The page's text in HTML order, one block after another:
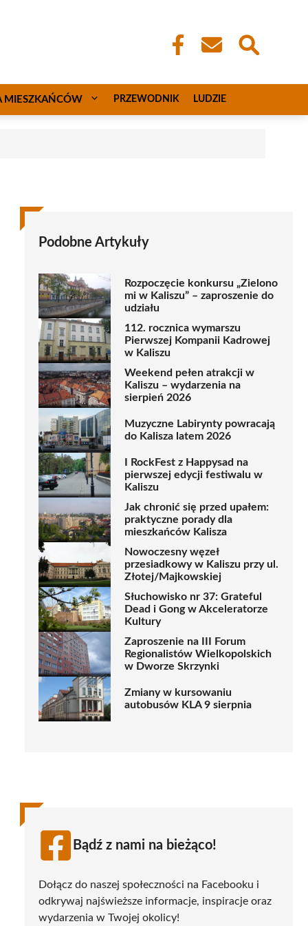
MIESZKAŃCÓW PRZEWODNIK LUDZIE
Podobne Artykuły
Rozpoczęcie konkursu „Zielono
mi w Kaliszu” – zaproszenie do
udziału
112. rocznica wymarszu
Pierwszej Kompanii Kadrowej
w Kaliszu
Weekend pełen atrakcji w
Kaliszu – wydarzenia na
sierpień 2026
Muzyczne Labirynty powracają
do Kalisza latem 2026
I RockFest z Happysad na
pierwszej edycji festiwalu w
Kaliszu
Jak chronić się przed upałem:
praktyczne porady dla
mieszkańców Kalisza
Nowoczesny węzeł
przesiadkowy w Kaliszu przy ul.
Złotej/Majkowskiej
Słuchowisko nr 37: Grateful
Dead i Gong w Akceleratorze
Kultury
Zaproszenie na III Forum
Regionalistów Wielkopolskich
w Dworze Skrzynki
Zmiany w kursowaniu
autobusów KLA 9 sierpnia
Bądź z nami na bieżąco!
Dołącz do naszej społeczności na Facebooku i
odkrywaj najświeższe informacje, inspiracje oraz
wydarzenia w Twojej okolicy!